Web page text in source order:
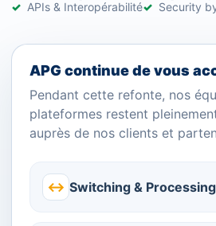
APIs & Interopérabilité
Security
APG continue de vous
Pendant cette refonte, nos
plateformes restent
auprès de nos clients et
↔ Switching & Processing